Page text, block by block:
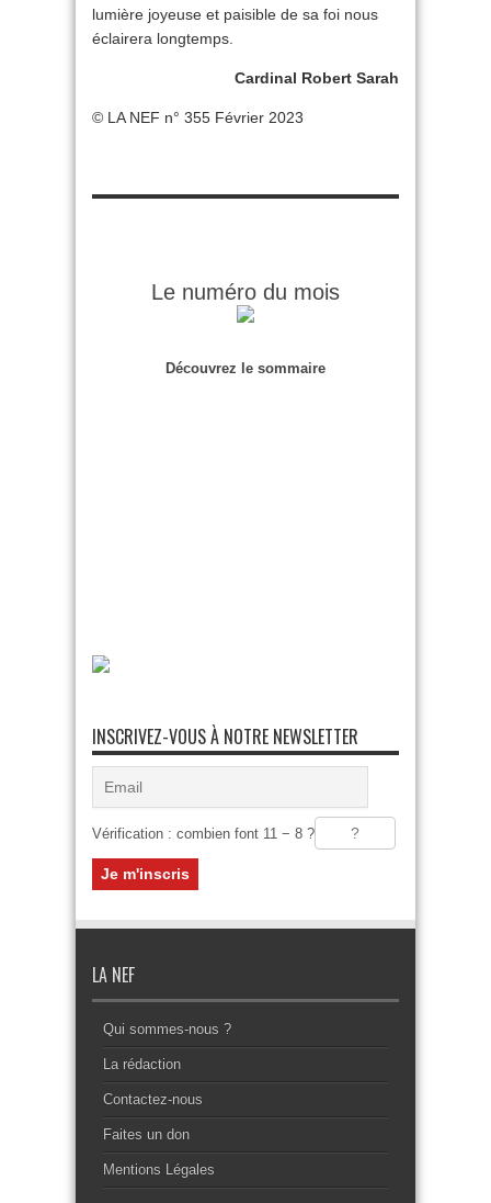
lumière joyeuse et paisible de sa foi nous
éclairera longtemps.
Cardinal Robert Sarah
© LA NEF n° 355 Février 2023
Le numéro du mois
Découvrez le sommaire
INSCRIVEZ-VOUS À NOTRE NEWSLETTER
Vérification : combien font 11 − 8 ?
LA NEF
Qui sommes-nous ?
La rédaction
Contactez-nous
Faites un don
Mentions Légales